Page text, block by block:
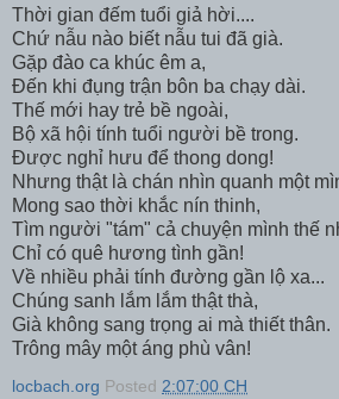
Thời gian đếm tuổi giả hời....
Chứ nẫu nào biết nẫu tui đã già.
Gặp đào ca khúc êm a,
Đến khi đụng trận bôn ba chạy dài.
Thế mới hay trẻ bề ngoài,
Bộ xã hội tính tuổi người bề trong.
Được nghỉ hưu để thong dong!
Nhưng thật là chán nhìn quanh một
Mong sao thời khắc nín thinh,
Tìm người "tám" cả chuyện mình thế
Chỉ có quê hương tình gần!
Về nhiều phải tính đường gần lộ xa...
Chúng sanh lắm lắm thật thà,
Già không sang trọng ai mà thiết thân.
Trông mây một áng phù vân!
locbach.org Posted 2:07:00 CH